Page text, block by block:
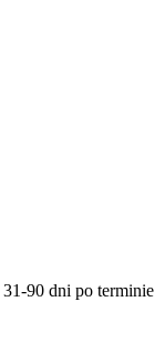
31-90 dni po terminie